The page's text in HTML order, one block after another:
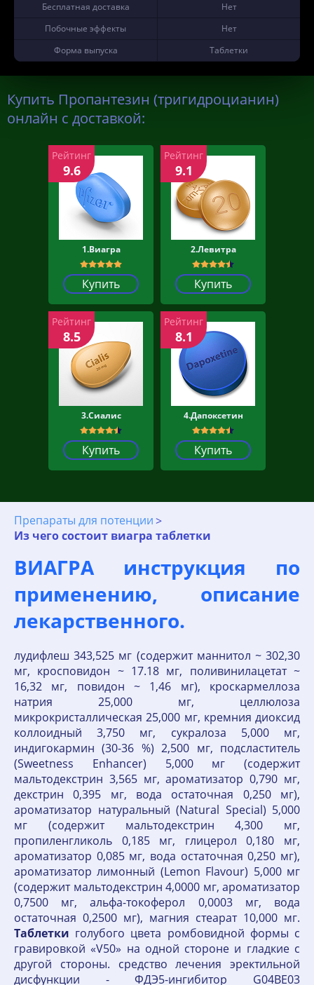
Бесплатная доставка
Нет
Побочные эффекты
Нет
Форма выпуска
Таблетки
Купить Пропантезин (тригидроцианин)
онлайн с доставкой:
1.Виагра
Купить
Рейтинг
9.6
2.Левитра
Купить
Рейтинг
9.1
3.Сиалис
Купить
Рейтинг
8.5
4.Дапоксетин
Купить
Рейтинг
8.1
Препараты для потенции
Из чего состоит виагра таблетки
ВИАГРА инструкция по
применению, описание
лекарственного.
лудифлеш 343,525 мг (содержит маннитол ~ 302,30
мг, кросповидон ~ 17.18 мг, поливинилацетат ~
16,32 мг, повидон ~ 1,46 мг), кроскармеллоза
натрия 25,000 мг, целлюлоза
микрокристаллическая 25,000 мг, кремния диоксид
коллоидный 3,750 мг, сукралоза 5,000 мг,
индигокармин (30-36 %) 2,500 мг, подсластитель
(Sweetness Enhancer) 5,000 мг (содержит
мальтодекстрин 3,565 мг, ароматизатор 0,790 мг,
декстрин 0,395 мг, вода остаточная 0,250 мг),
ароматизатор натуральный (Natural Special) 5,000
мг (содержит мальтодекстрин 4,300 мг,
пропиленгликоль 0,185 мг, глицерол 0,180 мг,
ароматизатор 0,085 мг, вода остаточная 0,250 мг),
ароматизатор лимонный (Lemon Flavour) 5,000 мг
(содержит мальтодекстрин 4,0000 мг, ароматизатор
0,7500 мг, альфа-токоферол 0,0003 мг, вода
остаточная 0,2500 мг), магния стеарат 10,000 мг.
Таблетки голубого цвета ромбовидной формы с
гравировкой «V50» на одной стороне и гладкие с
другой стороны. средство лечения эректильной
дисфункции - ФДЭ5-ингибитор G04BE03